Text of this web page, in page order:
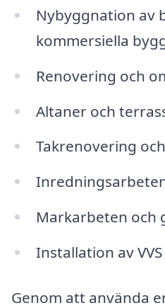
Nybyggnation av
kommersiella
Renovering och
Altaner och
Takrenovering
Markarbeten och
Installation av
Genom att använda